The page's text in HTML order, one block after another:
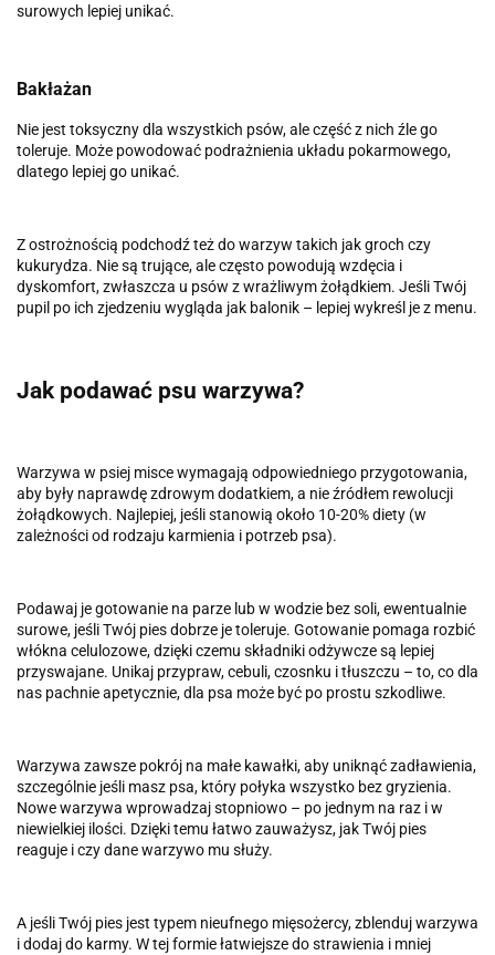
surowych lepiej unikać.
Bakłażan
Nie jest toksyczny dla wszystkich psów, ale część z nich źle go
toleruje. Może powodować podrażnienia układu pokarmowego,
dlatego lepiej go unikać.
Z ostrożnością podchodź też do warzyw takich jak groch czy
kukurydza. Nie są trujące, ale często powodują wzdęcia i
dyskomfort, zwłaszcza u psów z wrażliwym żołądkiem. Jeśli Twój
pupil po ich zjedzeniu wygląda jak balonik – lepiej wykreśl je z menu.
Jak podawać psu warzywa?
Warzywa w psiej misce wymagają odpowiedniego przygotowania,
aby były naprawdę zdrowym dodatkiem, a nie źródłem rewolucji
żołądkowych. Najlepiej, jeśli stanowią około 10-20% diety (w
zależności od rodzaju karmienia i potrzeb psa).
Podawaj je gotowanie na parze lub w wodzie bez soli, ewentualnie
surowe, jeśli Twój pies dobrze je toleruje. Gotowanie pomaga rozbić
włókna celulozowe, dzięki czemu składniki odżywcze są lepiej
przyswajane. Unikaj przypraw, cebuli, czosnku i tłuszczu – to, co dla
nas pachnie apetycznie, dla psa może być po prostu szkodliwe.
Warzywa zawsze pokrój na małe kawałki, aby uniknąć zadławienia,
szczególnie jeśli masz psa, który połyka wszystko bez gryzienia.
Nowe warzywa wprowadzaj stopniowo – po jednym na raz i w
niewielkiej ilości. Dzięki temu łatwo zauważysz, jak Twój pies
reaguje i czy dane warzywo mu służy.
A jeśli Twój pies jest typem nieufnego mięsożercy, zblenduj warzywa
i dodaj do karmy. W tej formie łatwiejsze do strawienia i mniej